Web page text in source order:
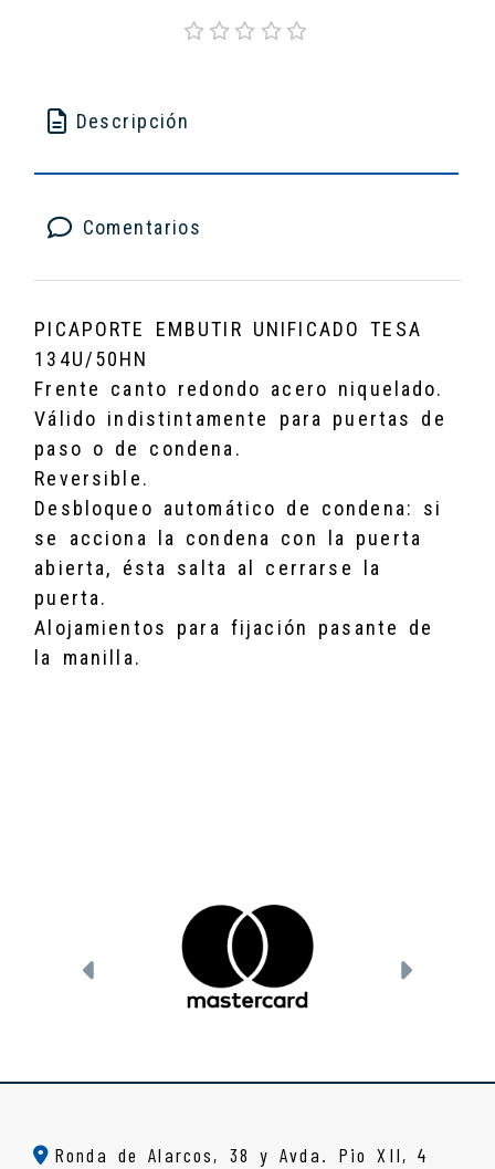
Descripción
Comentarios
PICAPORTE EMBUTIR UNIFICADO TESA
134U/50HN
Frente canto redondo acero niquelado.
Válido indistintamente para puertas de
paso o de condena.
Reversible.
Desbloqueo automático de condena: si
se acciona la condena con la puerta
abierta, ésta salta al cerrarse la
puerta.
Alojamientos para fijación pasante de
la manilla.
Anterior
Ronda de Alarcos, 38 y Avda. Pio XII, 4